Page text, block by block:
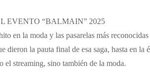
EVENTO “BALMAIN” 2025
en la moda y las pasarelas más
dieron la pauta final de esa saga, hasta en
el streaming, sino también de la moda.